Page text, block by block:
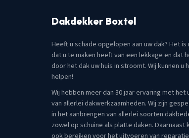
Dakdekker Boxtel
Heeft u schade opgelopen aan uw dak? Het
dat u te maken heeft van een lekkage en dat
door het dak uw huis in stroomt. Wij kunnen u
helpen!
Wij hebben meer dan 30 jaar ervaring met het
van allerlei dakwerkzaamheden. Wij zijn
in het aanbrengen van allerlei soorten
zowel op schuine als platte daken. Daarnaast
ook bereiken voor het uitvoeren van